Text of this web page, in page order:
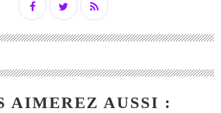
AIMEREZ AUSSI :